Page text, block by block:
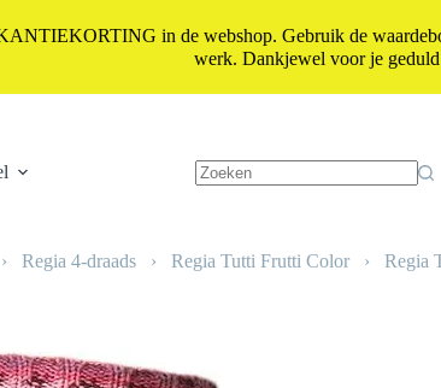
Regia 4-draads › Regia Tutti Frutti Color › Regia
in de webshop. Gebruik de
werk. Dankjewel voor je